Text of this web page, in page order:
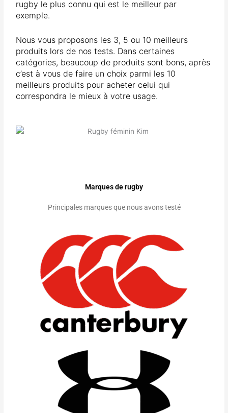
rugby le plus connu qui est le meilleur par
exemple.
Nous vous proposons les 3, 5 ou 10 meilleurs
produits lors de nos tests. Dans certaines
catégories, beaucoup de produits sont bons, après
c’est à vous de faire un choix parmi les 10
meilleurs produits pour acheter celui qui
correspondra le mieux à votre usage.
Marques de rugby
Principales marques que nous avons testé